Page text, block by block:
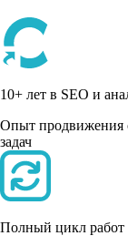
10+ лет в SEO и
Опыт продвижения
задач
Полный цикл работ